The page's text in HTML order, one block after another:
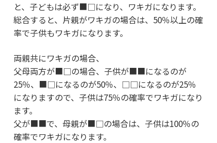
と、子どもは必ず■□になり、ワキガになります。
総合すると、片親がワキガの場合は、50％以上の確
率で子供もワキガになります。
両親共にワキガの場合、
父母両方が■□の場合、子供が■■になるのが
25％、■□になるのが50％、□□になるのが25％
になりますので、子供は75％の確率でワキガになり
ます。
父が■■で、母親が■□の場合は、子供は100％の
確率でワキガになります。